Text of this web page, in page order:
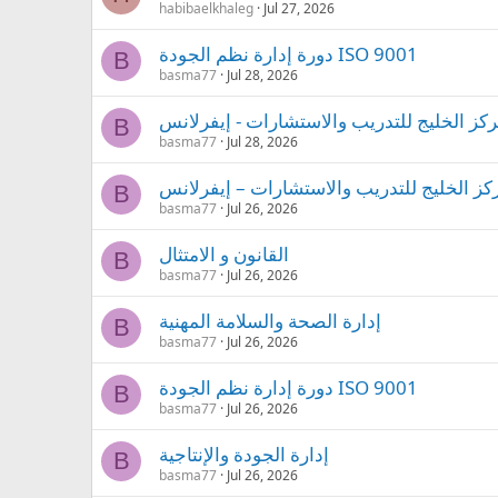
habibaelkhaleg Jul 27, 2026
B دورة إدارة نظم الجودة ISO 9001
basma77 Jul 28, 2026
B الخليج للتدريب والاستشارات - إيفرلانس
basma77 Jul 28, 2026
B الخليج للتدريب والاستشارات – إيفرلانس
basma77 Jul 26, 2026
B القانون و الامتثال
basma77 Jul 26, 2026
B إدارة الصحة والسلامة المهنية
basma77 Jul 26, 2026
B دورة إدارة نظم الجودة ISO 9001
basma77 Jul 26, 2026
B إدارة الجودة والإنتاجية
basma77 Jul 26, 2026